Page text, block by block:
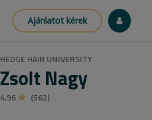
Ajánlatot kérek
HEDGE HAIR UNIVERSITY
Zsolt Nagy
4.96 (562)